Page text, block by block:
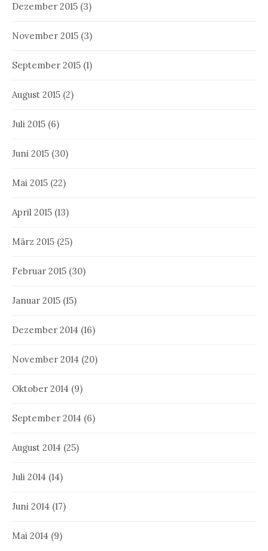
Dezember 2015 (3)
November 2015 (3)
September 2015 (1)
August 2015 (2)
Juli 2015 (6)
Juni 2015 (30)
Mai 2015 (22)
April 2015 (13)
März 2015 (25)
Februar 2015 (30)
Januar 2015 (15)
Dezember 2014 (16)
November 2014 (20)
Oktober 2014 (9)
September 2014 (6)
August 2014 (25)
Juli 2014 (14)
Juni 2014 (17)
Mai 2014 (9)